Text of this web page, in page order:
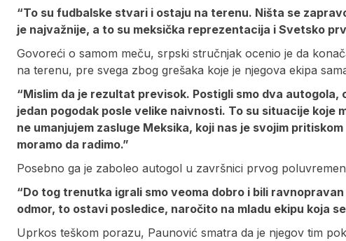
“To su fudbalske stvari i ostaju na terenu. Ništa se
je najvažnije, a to su meksička reprezentacija i Svetsko
Govoreći o samom meču, srpski stručnjak ocenio je da
na terenu, pre svega zbog grešaka koje je njegova ekipa
“Mislim da je rezultat previsok. Postigli smo dva
jedan pogodak posle velike naivnosti. To su situacije koje
ne umanjujem zasluge Meksika, koji nas je svojim
moramo da radimo.”
Posebno ga je zaboleo autogol u završnici prvog
“Do tog trenutka igrali smo veoma dobro i bili
odmor, to ostavi posledice, naročito na mladu ekipu koja
Uprkos teškom porazu, Paunović smatra da je njegov tim